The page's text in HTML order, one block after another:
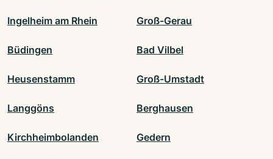
Ingelheim am Rhein Groß-Gerau
Büdingen Bad Vilbel
Heusenstamm Groß-Umstadt
Langgöns Berghausen
Kirchheimbolanden Gedern